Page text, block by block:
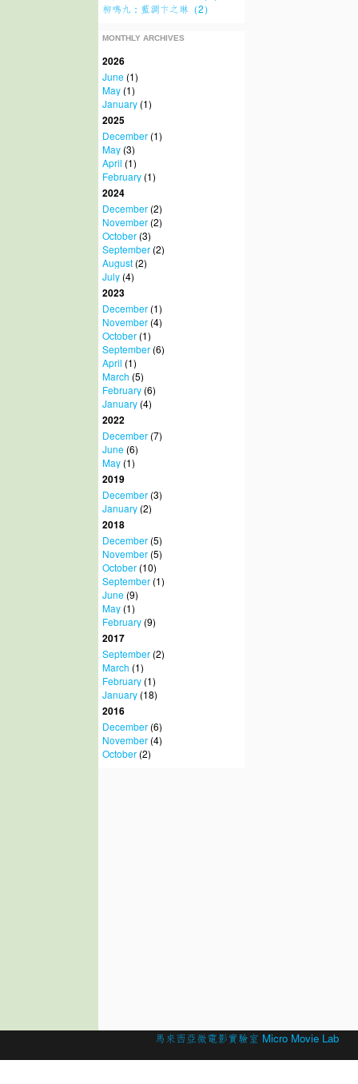
柳鳴九：藍調卞之琳（2）
MONTHLY ARCHIVES
2026
June(1)
May(1)
January(1)
2025
December(1)
May(3)
April (1)
February(1)
2024
December(2)
November(2)
October(3)
September(2)
August(2)
July(4)
2023
December(1)
November(4)
October(1)
September(6)
April (1)
March (5)
February(6)
January(4)
2022
December(7)
June(6)
May(1)
2019
December(3)
January(2)
2018
December(5)
November(5)
October(10)
September(1)
June(9)
May(1)
February(9)
2017
September(2)
March (1)
February(1)
January(18)
2016
December(6)
November(4)
October(2)
馬來西亞微電影實驗室 Micro Movie Lab